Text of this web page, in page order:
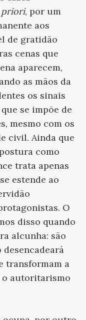
priori, por um
aos
de gratidão
cenas que
aparecem,
as mãos da
os sinais
se impõe de
mesmo com os
civil. Ainda que
como
trata apenas
estende ao
O
disso quando
alcunha: são
desencadeará
transformam a
autoritarismo